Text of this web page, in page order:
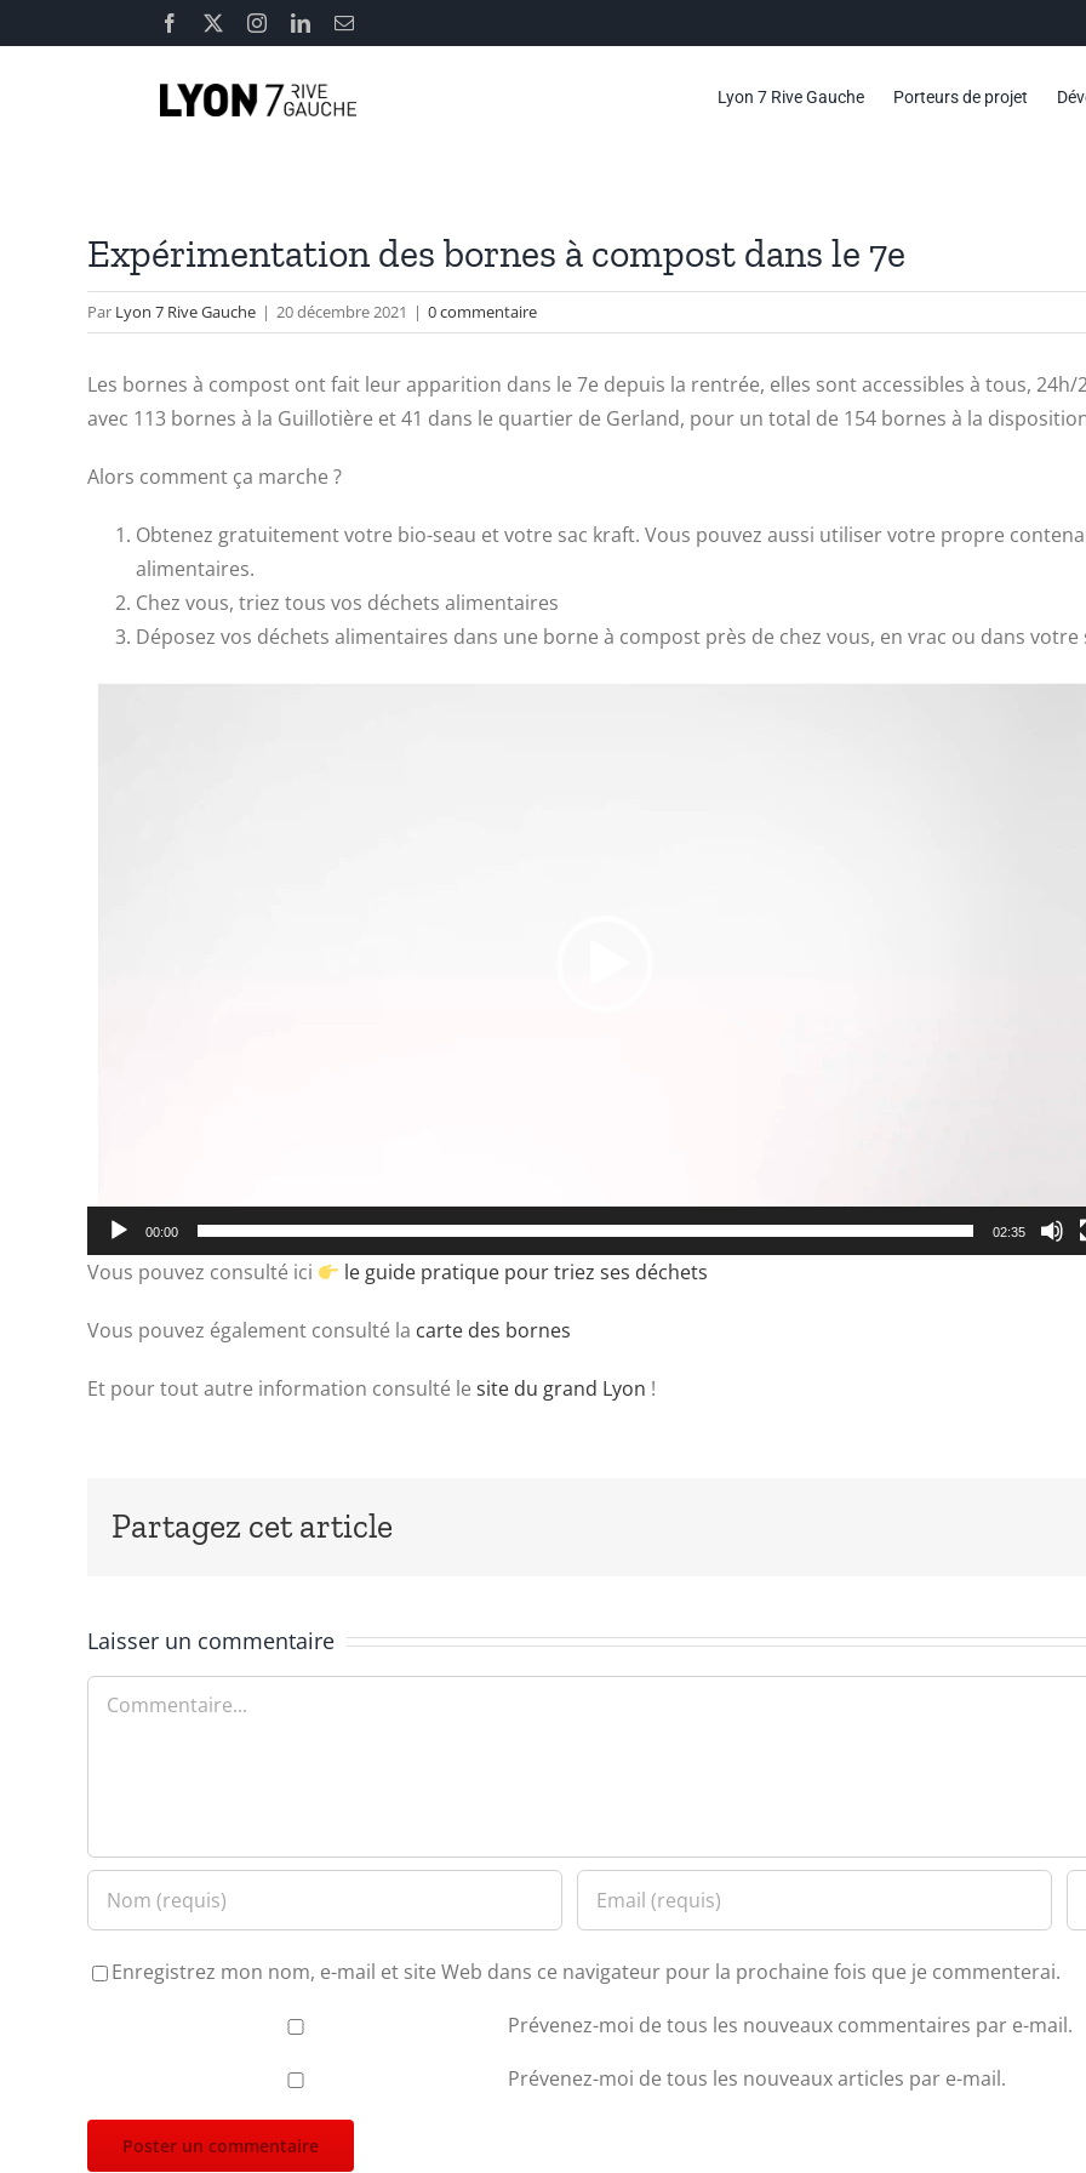
au
Facebook InstagramLinkedInEmail
Lyon 7 Rive Gauche Porteurs de projet
Expérimentation des bornes à compost dans le 7e
Par Lyon 7 Rive Gauche | 20 décembre 2021 | 0 commentaire
Les bornes à compost ont fait leur apparition dans le 7e depuis la rentrée, elles sont accessibles à tous,
avec 113 bornes à la Guillotière et 41 dans le quartier de Gerland, pour un total de 154 bornes à la
Alors comment ça marche ?
Obtenez gratuitement votre bio-seau et votre sac kraft. Vous pouvez aussi utiliser votre propre
alimentaires.
Chez vous, triez tous vos déchets alimentaires
Déposez vos déchets alimentaires dans une borne à compost près de chez vous, en vrac ou dans votre
Lecteur
00:00 02:35
Vous pouvez consulté ici le guide pratique pour triez ses déchets
Vous pouvez également consulté la carte des bornes
Et pour tout autre information consulté le site du grand Lyon !
Partagez cet article
Laisser un commentaire
Commentaire
Enregistrez mon nom, e-mail et site Web dans ce navigateur pour la prochaine fois que je commenterai.
Prévenez-moi de tous les nouveaux commentaires par e-mail.
Prévenez-moi de tous les nouveaux articles par e-mail.